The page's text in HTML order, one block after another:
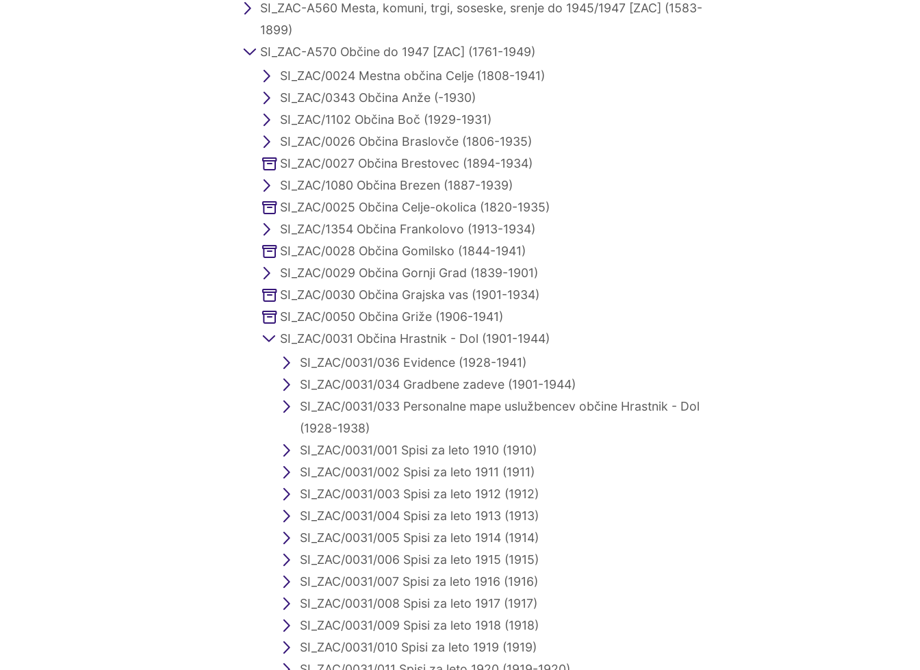
SI_ZAC-A560 Mesta, komuni, trgi, soseske, srenje do 1945/1947 [ZAC] (1583-
1899)
SI_ZAC-A570 Občine do 1947 [ZAC] (1761-1949)
SI_ZAC/0024 Mestna občina Celje (1808-1941)
SI_ZAC/0343 Občina Anže (-1930)
SI_ZAC/1102 Občina Boč (1929-1931)
SI_ZAC/0026 Občina Braslovče (1806-1935)
SI_ZAC/0027 Občina Brestovec (1894-1934)
SI_ZAC/1080 Občina Brezen (1887-1939)
SI_ZAC/0025 Občina Celje-okolica (1820-1935)
SI_ZAC/1354 Občina Frankolovo (1913-1934)
SI_ZAC/0028 Občina Gomilsko (1844-1941)
SI_ZAC/0029 Občina Gornji Grad (1839-1901)
SI_ZAC/0030 Občina Grajska vas (1901-1934)
SI_ZAC/0050 Občina Griže (1906-1941)
SI_ZAC/0031 Občina Hrastnik - Dol (1901-1944)
SI_ZAC/0031/036 Evidence (1928-1941)
SI_ZAC/0031/034 Gradbene zadeve (1901-1944)
SI_ZAC/0031/033 Personalne mape uslužbencev občine Hrastnik - Dol
(1928-1938)
SI_ZAC/0031/001 Spisi za leto 1910 (1910)
SI_ZAC/0031/002 Spisi za leto 1911 (1911)
SI_ZAC/0031/003 Spisi za leto 1912 (1912)
SI_ZAC/0031/004 Spisi za leto 1913 (1913)
SI_ZAC/0031/005 Spisi za leto 1914 (1914)
SI_ZAC/0031/006 Spisi za leto 1915 (1915)
SI_ZAC/0031/007 Spisi za leto 1916 (1916)
SI_ZAC/0031/008 Spisi za leto 1917 (1917)
SI_ZAC/0031/009 Spisi za leto 1918 (1918)
SI_ZAC/0031/010 Spisi za leto 1919 (1919)